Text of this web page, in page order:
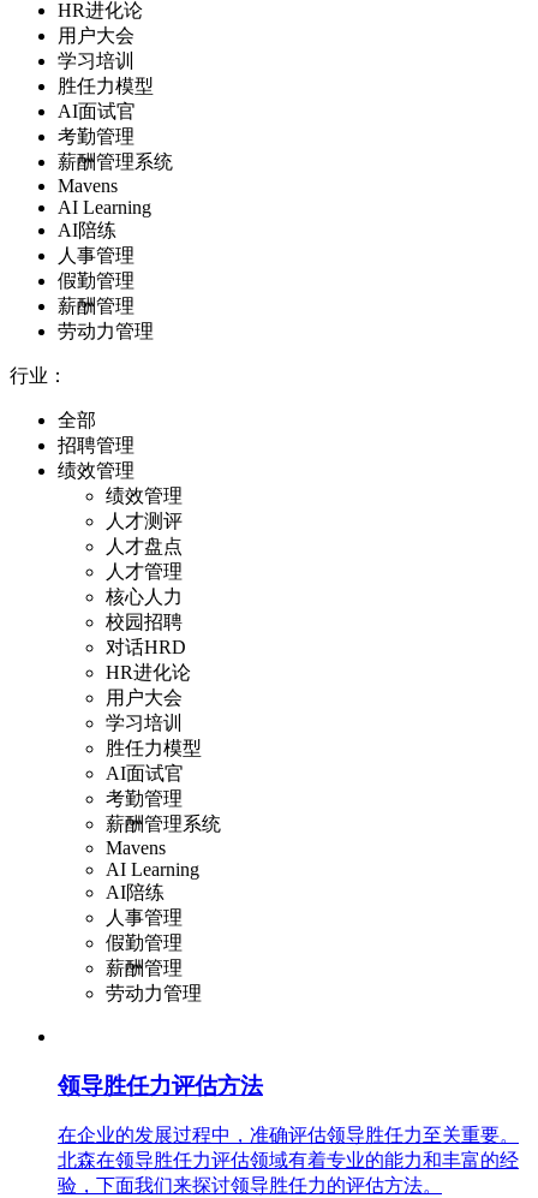
HR进化论
用户大会
学习培训
胜任力模型
AI面试官
考勤管理
薪酬管理系统
Mavens
AI Learning
AI陪练
人事管理
假勤管理
薪酬管理
劳动力管理
行业：
全部
招聘管理
绩效管理
绩效管理
人才测评
人才盘点
人才管理
核心人力
校园招聘
对话HRD
HR进化论
用户大会
学习培训
胜任力模型
AI面试官
考勤管理
薪酬管理系统
Mavens
AI Learning
AI陪练
人事管理
假勤管理
薪酬管理
劳动力管理
领导胜任力评估方法
在企业的发展过程中，准确评估领导胜任力至关重要。
北森在领导胜任力评估领域有着专业的能力和丰富的经
验，下面我们来探讨领导胜任力的评估方法。